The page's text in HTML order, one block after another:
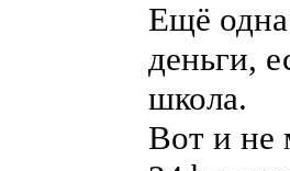
Ещё
деньги,
школа.
Вот и не